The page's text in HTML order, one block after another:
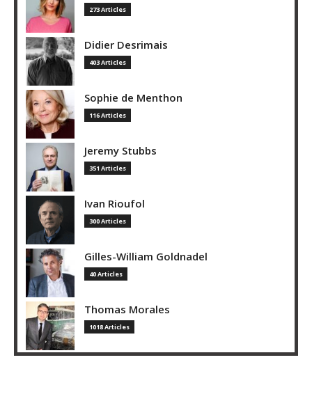
273 Articles
Didier Desrimais
403 Articles
Sophie de Menthon
116 Articles
Jeremy Stubbs
351 Articles
Ivan Rioufol
300 Articles
Gilles-William Goldnadel
40 Articles
Thomas Morales
1018 Articles